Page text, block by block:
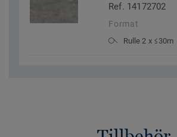
Ref. 14172702
Format
Rulle 2 x ≤30m